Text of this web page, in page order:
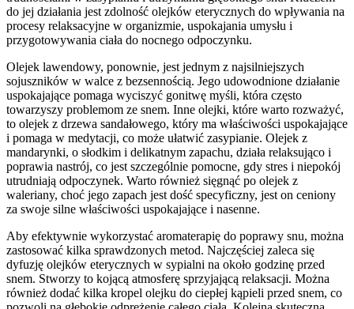
do jej działania jest zdolność olejków eterycznych do wpływania na
procesy relaksacyjne w organizmie, uspokajania umysłu i
przygotowywania ciała do nocnego odpoczynku.
Olejek lawendowy, ponownie, jest jednym z najsilniejszych
sojuszników w walce z bezsennością. Jego udowodnione działanie
uspokajające pomaga wyciszyć gonitwę myśli, która często
towarzyszy problemom ze snem. Inne olejki, które warto rozważyć,
to olejek z drzewa sandałowego, który ma właściwości uspokajające
i pomaga w medytacji, co może ułatwić zasypianie. Olejek z
mandarynki, o słodkim i delikatnym zapachu, działa relaksująco i
poprawia nastrój, co jest szczególnie pomocne, gdy stres i niepokój
utrudniają odpoczynek. Warto również sięgnąć po olejek z
waleriany, choć jego zapach jest dość specyficzny, jest on ceniony
za swoje silne właściwości uspokajające i nasenne.
Aby efektywnie wykorzystać aromaterapię do poprawy snu, można
zastosować kilka sprawdzonych metod. Najczęściej zaleca się
dyfuzję olejków eterycznych w sypialni na około godzinę przed
snem. Stworzy to kojącą atmosferę sprzyjającą relaksacji. Można
również dodać kilka kropel olejku do ciepłej kąpieli przed snem, co